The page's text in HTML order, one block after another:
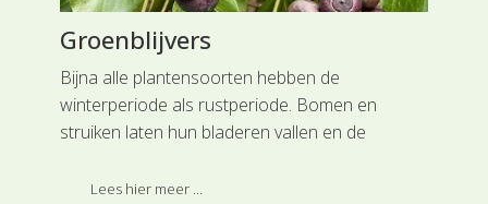
Groenblijvers
Bijna alle plantensoorten hebben de
winterperiode als rustperiode. Bomen en
struiken laten hun bladeren vallen en de
het jaar als zaad of als wortelstok en sterven
Lees hier meer ...